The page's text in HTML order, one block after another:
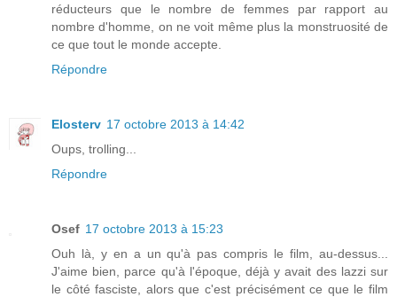
réducteurs que le nombre de femmes par rapport au
nombre d'homme, on ne voit même plus la monstruosité de
ce que tout le monde accepte.
Répondre
Elosterv 17 octobre 2013 à 14:42
Oups, trolling...
Répondre
Osef 17 octobre 2013 à 15:23
Ouh là, y en a un qu'à pas compris le film, au-dessus...
J'aime bien, parce qu'à l'époque, déjà y avait des lazzi sur
le côté fasciste, alors que c'est précisément ce que le film